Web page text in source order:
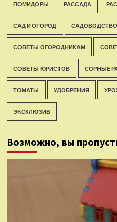
ПОМИДОРЫ РАССАДА
САД И ОГОРОД САДОВОДСТВО
СОВЕТЫ ОГОРОДНИКАМ
СОВЕТЫ ЮРИСТОВ СОРНЫЕ
ТОМАТЫ УДОБРЕНИЯ
ЭКСКЛЮЗИВ
Возможно, вы